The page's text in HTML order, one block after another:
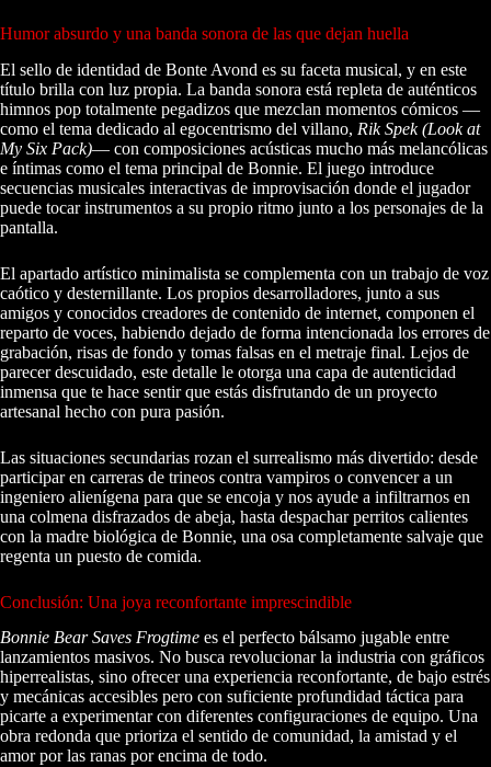
Humor absurdo y una banda sonora de las que dejan huella
El sello de identidad de Bonte Avond es su faceta musical, y en este
título brilla con luz propia. La banda sonora está repleta de auténticos
himnos pop totalmente pegadizos que mezclan momentos cómicos —
como el tema dedicado al egocentrismo del villano, Rik Spek (Look at
My Six Pack)— con composiciones acústicas mucho más melancólicas
e íntimas como el tema principal de Bonnie. El juego introduce
secuencias musicales interactivas de improvisación donde el jugador
puede tocar instrumentos a su propio ritmo junto a los personajes de la
pantalla.
El apartado artístico minimalista se complementa con un trabajo de voz
caótico y desternillante. Los propios desarrolladores, junto a sus
amigos y conocidos creadores de contenido de internet, componen el
reparto de voces, habiendo dejado de forma intencionada los errores de
grabación, risas de fondo y tomas falsas en el metraje final. Lejos de
parecer descuidado, este detalle le otorga una capa de autenticidad
inmensa que te hace sentir que estás disfrutando de un proyecto
artesanal hecho con pura pasión.
Las situaciones secundarias rozan el surrealismo más divertido: desde
participar en carreras de trineos contra vampiros o convencer a un
ingeniero alienígena para que se encoja y nos ayude a infiltrarnos en
una colmena disfrazados de abeja, hasta despachar perritos calientes
con la madre biológica de Bonnie, una osa completamente salvaje que
regenta un puesto de comida.
Conclusión: Una joya reconfortante imprescindible
Bonnie Bear Saves Frogtime es el perfecto bálsamo jugable entre
lanzamientos masivos. No busca revolucionar la industria con gráficos
hiperrealistas, sino ofrecer una experiencia reconfortante, de bajo estrés
y mecánicas accesibles pero con suficiente profundidad táctica para
picarte a experimentar con diferentes configuraciones de equipo. Una
obra redonda que prioriza el sentido de comunidad, la amistad y el
amor por las ranas por encima de todo.